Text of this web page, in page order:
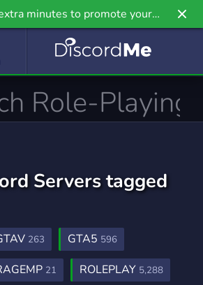
minutes to promote your
further on Griv.io, our newest
Servers tagged
263 GTA5 596
21 ROLEPLAY 5,288